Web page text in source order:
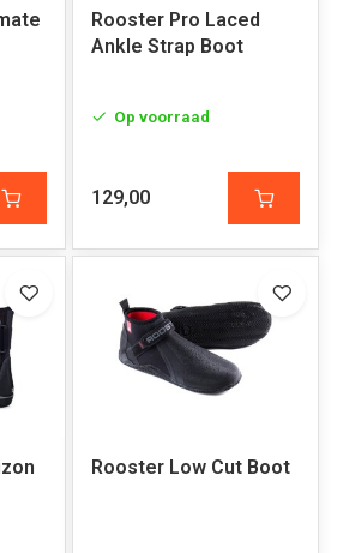
Rooster Pro Laced
Ankle Strap Boot
Op voorraad
129,00
Rooster Low Cut Boot